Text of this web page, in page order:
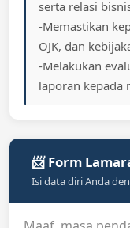
serta relasi
-Memastikan
OJK, dan
-Melakukan
laporan kepada
📨 Form
Isi data diri Anda